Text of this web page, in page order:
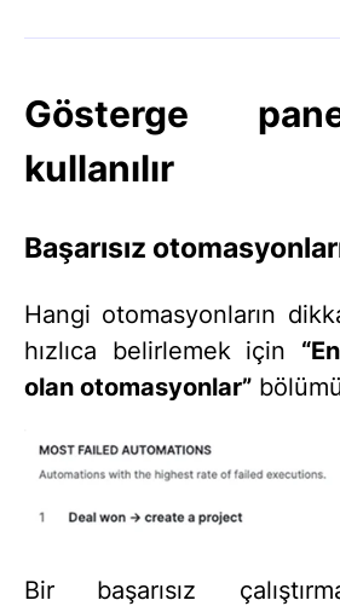
Gösterge
kullanılır
Başarısız
Hangi otomasyonların
hızlıca belirlemek için
olan otomasyonlar”
Bir başarısız